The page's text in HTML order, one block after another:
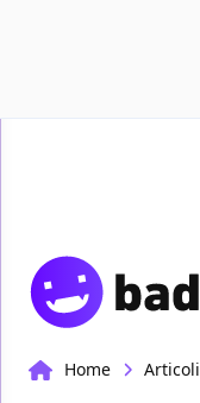
Home Articoli